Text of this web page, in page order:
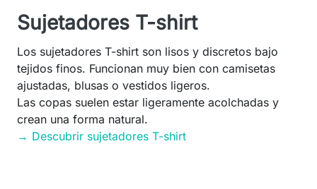
Sujetadores T-shirt
Los sujetadores T-shirt son lisos y discretos bajo
tejidos finos. Funcionan muy bien con camisetas
ajustadas, blusas o vestidos ligeros.
Las copas suelen estar ligeramente acolchadas y
crean una forma natural.
→ Descubrir sujetadores T-shirt